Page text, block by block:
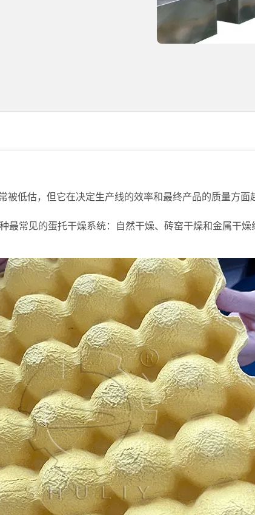
低估，但它在决定生产线的效率和最终产品的质量方面
最常见的蛋托干燥系统：自然干燥、砖窑干燥和金属干